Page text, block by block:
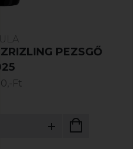
FIGULA
PEZSGŐVEL ÉS
DUGÓHÚZÓVAL
000,-Ft